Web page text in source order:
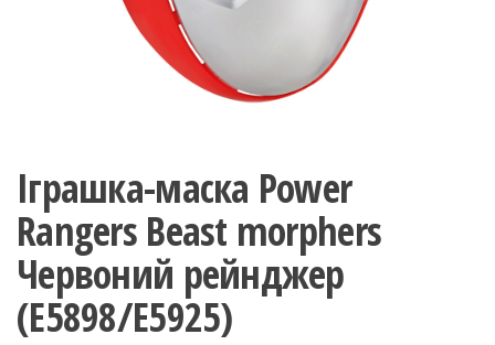
Іграшка-маска Power
Rangers Beast morphers
Червоний рейнджер
(E5898/E5925)